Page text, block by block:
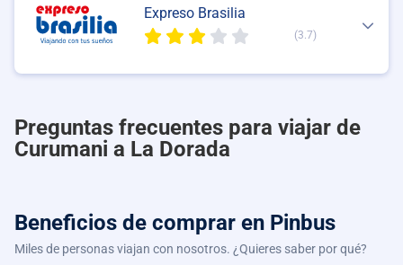
Expreso Brasilia
(3.7)
Preguntas frecuentes para viajar de
Curumani a La Dorada
Beneficios de comprar en Pinbus
Miles de personas viajan con nosotros. ¿Quieres saber por qué?